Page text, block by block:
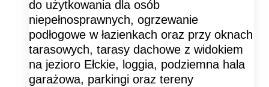
do użytkowania dla osób
niepełnosprawnych, ogrzewanie
podłogowe w łazienkach oraz przy oknach
tarasowych, tarasy dachowe z widokiem
na jezioro Ełckie, loggia, podziemna hala
garażowa, parkingi oraz tereny